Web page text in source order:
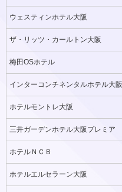
ウェスティンホテル大阪
ザ・リッツ・カールトン大阪
梅田OSホテル
インターコンチネンタルホテル大阪
ホテルモントレ大阪
三井ガーデンホテル大阪プレミア
ホテルＮＣＢ
ホテルエルセラーン大阪